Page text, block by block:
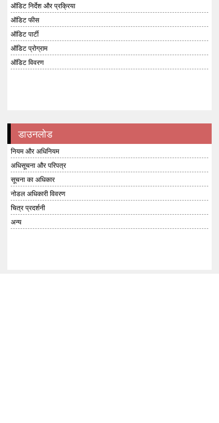
ऑडिट निर्देश और प्रक्रिया
ऑडिट फीस
ऑडिट पार्टी
ऑडिट प्रोग्राम
ऑडिट विवरण
डाउनलोड
नियम और अधिनियम
अधिसूचना और परिपत्र
सूचना का अधिकार
नोडल अधिकारी विवरण
चित्र प्रदर्शनी
अन्य